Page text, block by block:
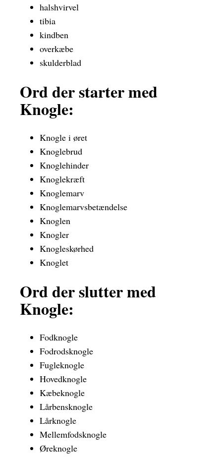
halshvirvel
tibia
kindben
overkæbe
skulderblad
Ord der starter med
Knogle:
Knogle i øret
Knoglebrud
Knoglehinder
Knoglekræft
Knoglemarv
Knoglemarvsbetændelse
Knoglen
Knogler
Knogleskørhed
Knoglet
Ord der slutter med
Knogle:
Fodknogle
Fodrodsknogle
Fugleknogle
Hovedknogle
Kæbeknogle
Lårbensknogle
Lårknogle
Mellemfodsknogle
Øreknogle